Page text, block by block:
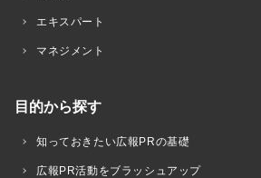
エキスパート
マネジメント
目的から探す
知っておきたい広報PRの基礎
広報PR活動をブラッシュアップ